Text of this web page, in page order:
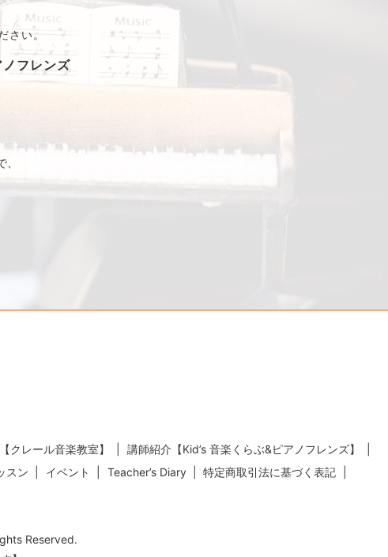
さい。
フレンズ
クレール音楽教室】
講師紹介【Kid’s 音楽くらぶ&ピアノフレンズ】
スン イベント Teacher’s Diary
特定商取引法に基づく表記
Reserved.